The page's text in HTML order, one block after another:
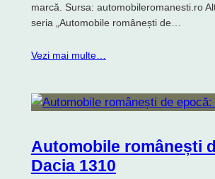
marcă. Sursa: automobileromanesti.ro
seria „Automobile românești de…
Vezi mai multe…
Automobile românești
Dacia 1310